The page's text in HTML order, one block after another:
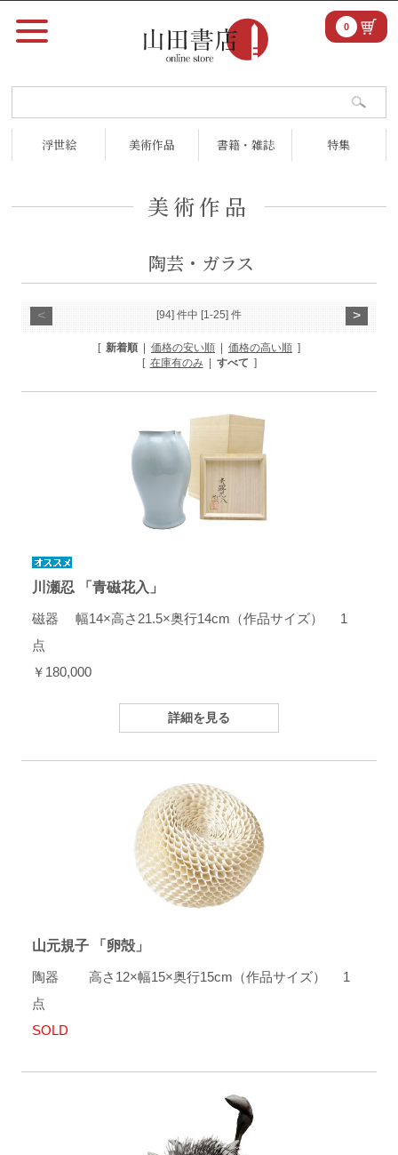
浮世絵 美術作品 書籍・雑誌 特集
0
美術作品
陶芸・ガラス
[94] 件中 [1-25] 件
< >
[ 新着順 価格の安い順 価格の高い順 ]
[ 在庫有のみ| すべて ]
川瀬忍 「青磁花入」
磁器 幅14×高さ21.5×奥行14cm（作品サイズ） 1
点
￥180,000
詳細を見る
山元規子 「卵殻」
陶器 高さ12×幅15×奥行15cm（作品サイズ） 1
点
SOLD